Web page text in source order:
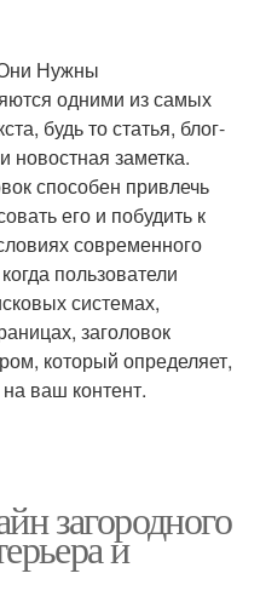
Нужны
одними из самых
будь то статья, блог-
новостная заметка.
способен привлечь
его и побудить к
современного
пользователи
системах,
заголовок
который определяет,
ваш контент.
загородного
и